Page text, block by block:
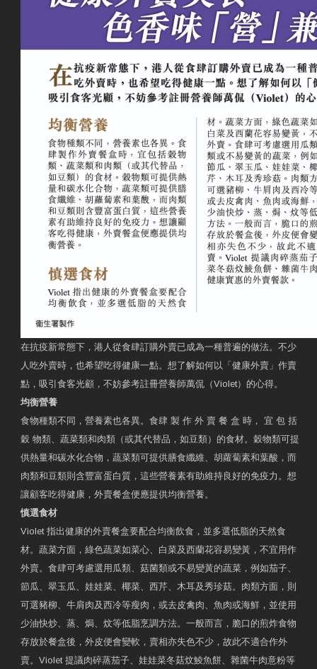
在抗疫新常態下，港人從食肆訂購外賣已成為一種普遍的做法。不少
人吃外賣時，也希望吃得健康一點。想了解如何以「健康外賣」作賣
點，吸引食客光顧，不妨參考註冊營養師萬侃（Violet）的心得。
均衡營養
食物種類不同，營養素也各異。食肆 製 作 外 賣 餐 盒 時， 宜 包 括
穀 物類、蔬菜類和肉類（或其代替品，如豆類）的食材。穀物類可提
供熱量和碳水化合物，蔬菜類可提供膳食纖維、胡蘿蔔素和葉酸，而
肉類和豆類則含豐富蛋白質，這些營養素有助維持良好的免疫力。想
讓顧客吃得健康，外賣餐盒便應提供均衡營養。
慎選食材
Violet 指出健康的外賣餐盒要配合均衡飲食，並多選低脂的天然食
材。蔬菜方面，綠色蔬菜如菜心、白菜及西蘭花容易變黃，不宜用作
外賣。食肆可考慮選用瓜類、菇菌類或不易變黃的蔬菜，例如茄子、
節瓜、翠玉瓜、娃娃菜、椰菜、西芹、木耳及秀珍菇。肉類方面，則
可選豬柳、牛肩肉及西冷等瘦肉，或去皮禽肉、魚肉或海鮮，並使用
少油快炒、蒸、焗、炆等低脂烹調方法。一般而言，脆口的煎炸食物
存放於餐盒後，外皮便會變軟，賣相亦失色不少，故此不適合作外
賣。Violet 提議肉碎蒸茄子、娃娃菜冬菇炆鯪魚餅、雜菌牛肉意粉等